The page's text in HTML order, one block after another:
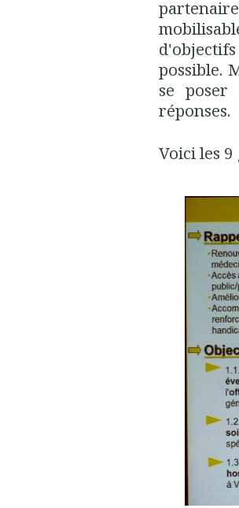
possible.
se poser
réponses.
Voici les